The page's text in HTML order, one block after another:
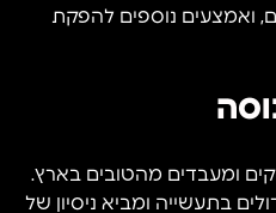
ואמצעים נוספים להפקת
ומעבדים מהטובים בארץ.
בתעשייה ומביא ניסיון של